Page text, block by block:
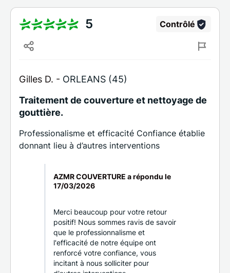
5 Contrôlé
Gilles D. - ORLEANS (45)
Traitement de couverture et nettoyage de
gouttière.
Professionalisme et efficacité Confiance établie
donnant lieu à d’autres interventions
AZMR COUVERTURE a répondu le
17/03/2026
Merci beaucoup pour votre retour
positif! Nous sommes ravis de savoir
que le professionnalisme et
l'efficacité de notre équipe ont
renforcé votre confiance, vous
incitant à nous solliciter pour